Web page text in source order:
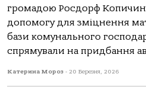
громадою Росдорф
допомогу для зміцнення
бази комунального
спрямували на придбання
Катерина Мороз - 20 Березня, 2026